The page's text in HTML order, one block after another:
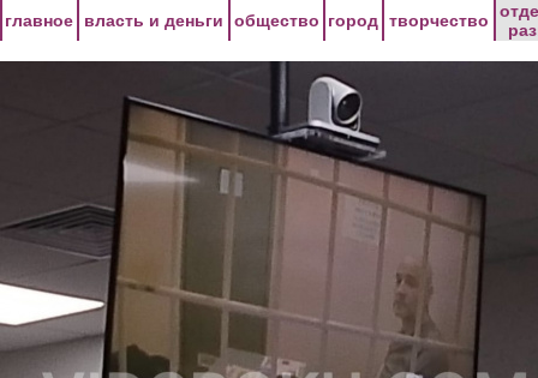
главное власть и деньги общество город творчество